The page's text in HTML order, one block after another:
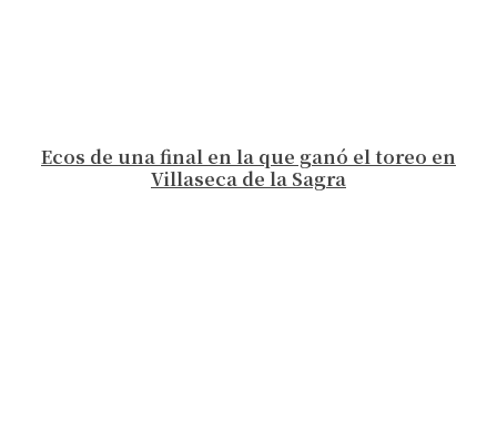
Ecos de una final en la que ganó el toreo en
Villaseca de la Sagra